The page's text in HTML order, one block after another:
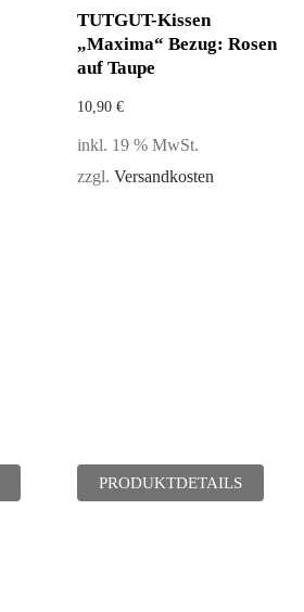
TUTGUT-Kissen
„Maxima“ Bezug: Rosen
auf Taupe
10,90 €
inkl. 19 % MwSt.
zzgl. Versandkosten
PRODUKTDETAILS